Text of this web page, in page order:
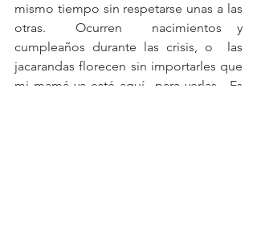
mismo tiempo sin respetarse unas a las
otras.  Ocurren  nacimientos y
cumpleaños durante las crisis, o  las
jacarandas florecen sin importarles que
mi mamá ya esté aquí  para verlas.  Es